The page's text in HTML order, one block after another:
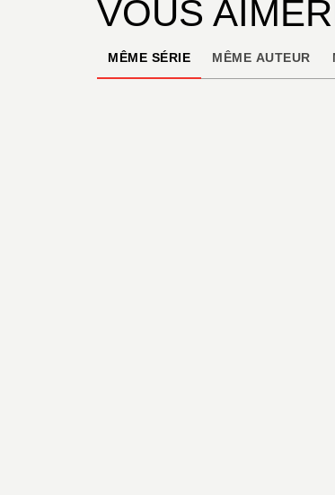
VOUS
MÊME SÉRIE MÊME AUTEUR